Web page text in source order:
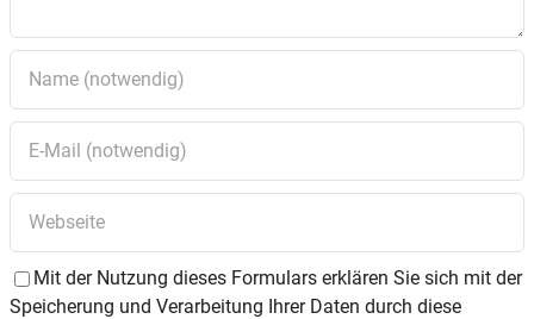
Mit der Nutzung dieses Formulars erklären Sie sich mit der
Speicherung und Verarbeitung Ihrer Daten durch diese